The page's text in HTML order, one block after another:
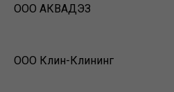
ООО АКВАДЭЗ
ООО Клин-Клининг